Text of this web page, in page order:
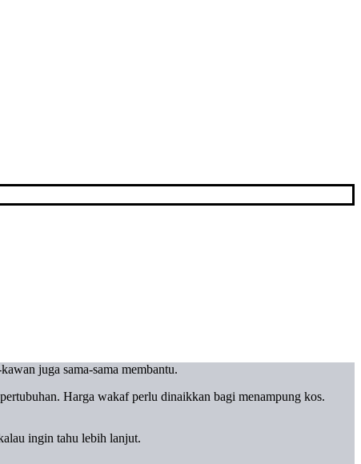
juga sama-sama membantu.
Harga wakaf perlu dinaikkan bagi menampung kos.
ingin tahu lebih lanjut.